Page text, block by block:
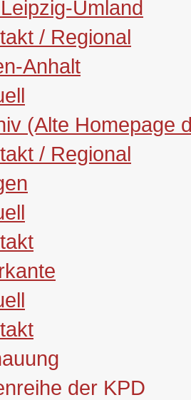
Umland
/ Regional
Anhalt
(Alte Homepage
/ Regional
der KPD